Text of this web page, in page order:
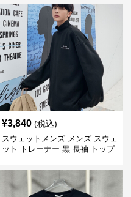
¥3,840 (税込)
スウェットメンズ メンズ スウェ
ット トレーナー 黒 長袖 トップ